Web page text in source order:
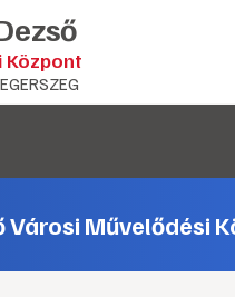
Központ
Városi Művelődési